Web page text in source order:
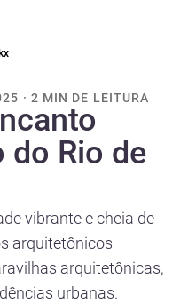
· 2 MIN DE LEITURA
Rio de
vibrante e cheia de
arquitetônicos
arquitetônicas,
urbanas.